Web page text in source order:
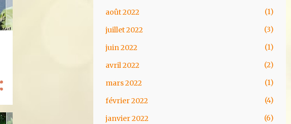
août 2022
1
juillet 2022
3
juin 2022
1
avril 2022
2
mars 2022
1
février 2022
4
janvier 2022
6